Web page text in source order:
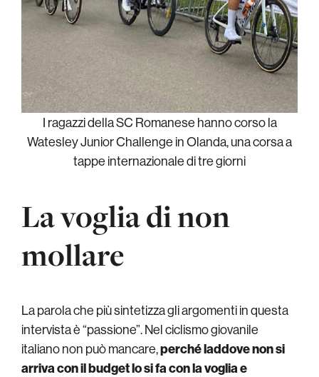
I ragazzi della SC Romanese hanno corso la
Watesley Junior Challenge in Olanda, una corsa a
tappe internazionale di tre giorni
La voglia di non
mollare
La parola che più sintetizza gli argomenti in questa
intervista è “passione”. Nel ciclismo giovanile
italiano non può mancare,perché laddove non si
arriva con il budget lo si fa con la voglia e